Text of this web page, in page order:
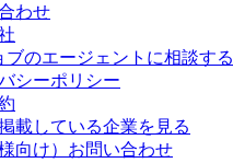
わせ
ブのエージェントに相談する
シーポリシー
載している企業を見る
様向け）お問い合わせ